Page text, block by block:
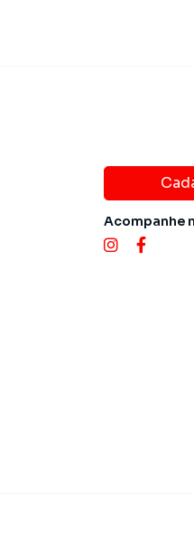
Acompanhe